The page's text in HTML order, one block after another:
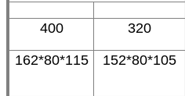
320
400
105*80*152
115*80*162